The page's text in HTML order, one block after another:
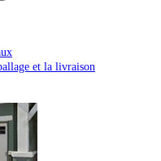
et la livraison